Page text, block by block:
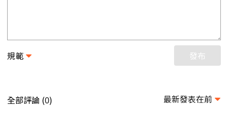
規範 發布
全部評論 (0) 最新發表在前